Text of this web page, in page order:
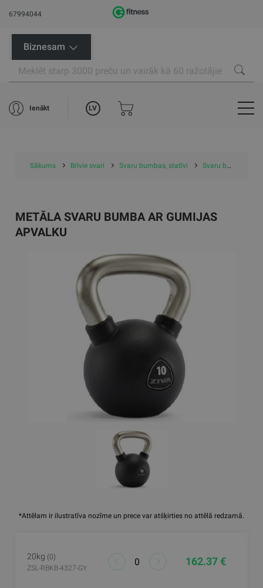
67994044
Biznesam
Ienākt LV
Sākums Brīvie svari Svaru bumbas, statīvi Svaru bumbas
*Attēlam ir ilustratīva nozīme un prece var atšķirties no attēlā redzamā.
METĀLA SVARU BUMBA AR GUMIJAS
APVALKU
20kg (0)
ZSL-RBKB-4327-GY
162.37 €